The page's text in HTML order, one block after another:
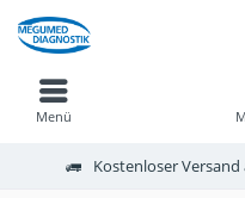
Kostenloser
Menü